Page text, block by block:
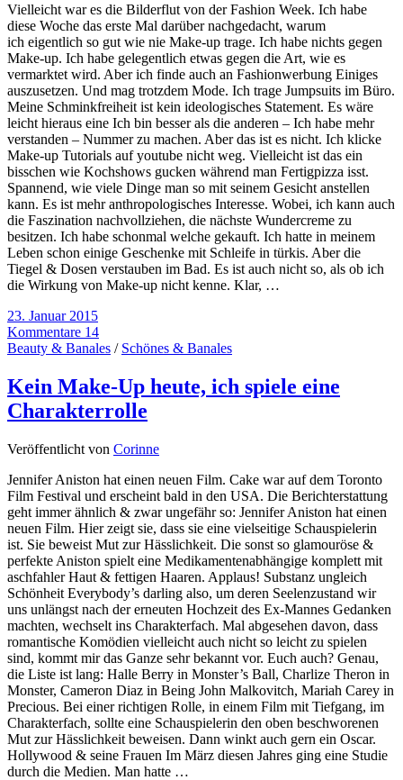
Vielleicht war es die Bilderflut von der Fashion Week. Ich habe
diese Woche das erste Mal darüber nachgedacht, warum
ich eigentlich so gut wie nie Make-up trage. Ich habe nichts gegen
Make-up. Ich habe gelegentlich etwas gegen die Art, wie es
vermarktet wird. Aber ich finde auch an Fashionwerbung Einiges
auszusetzen. Und mag trotzdem Mode. Ich trage Jumpsuits im Büro.
Meine Schminkfreiheit ist kein ideologisches Statement. Es wäre
leicht hieraus eine Ich bin besser als die anderen – Ich habe mehr
verstanden – Nummer zu machen. Aber das ist es nicht. Ich klicke
Make-up Tutorials auf youtube nicht weg. Vielleicht ist das ein
bisschen wie Kochshows gucken während man Fertigpizza isst.
Spannend, wie viele Dinge man so mit seinem Gesicht anstellen
kann. Es ist mehr anthropologisches Interesse. Wobei, ich kann auch
die Faszination nachvollziehen, die nächste Wundercreme zu
besitzen. Ich habe schonmal welche gekauft. Ich hatte in meinem
Leben schon einige Geschenke mit Schleife in türkis. Aber die
Tiegel & Dosen verstauben im Bad. Es ist auch nicht so, als ob ich
die Wirkung von Make-up nicht kenne. Klar, …
23. Januar 2015
Kommentare 14
Beauty & Banales / Schönes & Banales
Kein Make-Up heute, ich spiele eine
Charakterrolle
Veröffentlicht von Corinne
Jennifer Aniston hat einen neuen Film. Cake war auf dem Toronto
Film Festival und erscheint bald in den USA. Die Berichterstattung
geht immer ähnlich & zwar ungefähr so: Jennifer Aniston hat einen
neuen Film. Hier zeigt sie, dass sie eine vielseitige Schauspielerin
ist. Sie beweist Mut zur Hässlichkeit. Die sonst so glamouröse &
perfekte Aniston spielt eine Medikamentenabhängige komplett mit
aschfahler Haut & fettigen Haaren. Applaus! Substanz ungleich
Schönheit Everybody’s darling also, um deren Seelenzustand wir
uns unlängst nach der erneuten Hochzeit des Ex-Mannes Gedanken
machten, wechselt ins Charakterfach. Mal abgesehen davon, dass
romantische Komödien vielleicht auch nicht so leicht zu spielen
sind, kommt mir das Ganze sehr bekannt vor. Euch auch? Genau,
die Liste ist lang: Halle Berry in Monster’s Ball, Charlize Theron in
Monster, Cameron Diaz in Being John Malkovitch, Mariah Carey in
Precious. Bei einer richtigen Rolle, in einem Film mit Tiefgang, im
Charakterfach, sollte eine Schauspielerin den oben beschworenen
Mut zur Hässlichkeit beweisen. Dann winkt auch gern ein Oscar.
Hollywood & seine Frauen Im März diesen Jahres ging eine Studie
durch die Medien. Man hatte …